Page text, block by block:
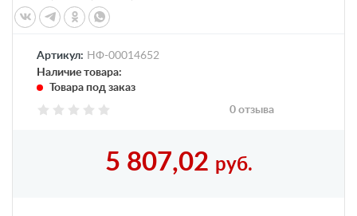
Артикул: НФ-00014652
Наличие товара:
Товара под заказ
0 отзыва
5 807,02 руб.